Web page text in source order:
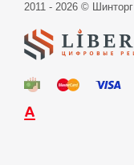
2011 - 2026 © Шинторг